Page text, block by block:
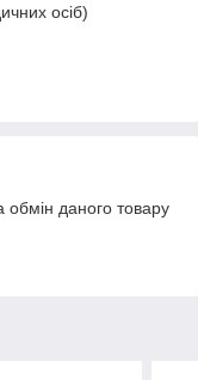
осіб)
даного товару